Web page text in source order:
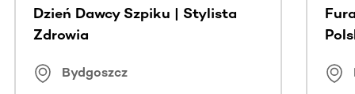
Dzień Dawcy Szpiku | Stylista
Zdrowia
Bydgoszcz